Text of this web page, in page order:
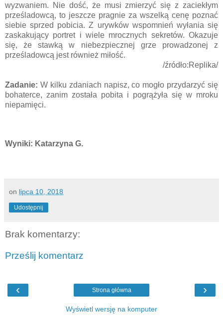
wyzwaniem. Nie dość, że musi zmierzyć się z zaciekłym
prześladowcą, to jeszcze pragnie za wszelką cenę poznać
siebie sprzed pobicia. Z urywków wspomnień wyłania się
zaskakujący portret i wiele mrocznych sekretów. Okazuje
się, że stawką w niebezpiecznej grze prowadzonej z
prześladowcą jest również miłość.
/źródło:Replika/
Zadanie: W kilku zdaniach napisz, co mogło przydarzyć się
bohaterce, zanim została pobita i pogrążyła się w mroku
niepamięci.
Wyniki: Katarzyna G.
on lipca 10, 2018
Udostępnij
Brak komentarzy:
Prześlij komentarz
‹ ›
Strona główna
Wyświetl wersję na komputer